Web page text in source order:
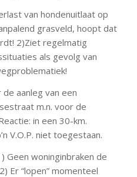
van hondenuitlaat op
grasveld, hoopt dat
2)Ziet regelmatig
als gevolg van
aanleg van een
m.n. voor de
in een 30-km.
V.O.P. niet toegestaan.
Geen woninginbraken de
Er “lopen” momenteel